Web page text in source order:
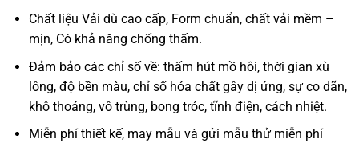
Chất liệu Vải dù cao cấp, Form chuẩn, chất vải mềm –
mịn, Có khả năng chống thấm.
Đảm bảo các chỉ số về: thấm hút mồ hôi, thời gian xù
lông, độ bền màu, chỉ số hóa chất gây dị ứng, sự co dãn,
khô thoáng, vô trùng, bong tróc, tĩnh điện, cách nhiệt.
Miễn phí thiết kế, may mẫu và gửi mẫu thử miễn phí